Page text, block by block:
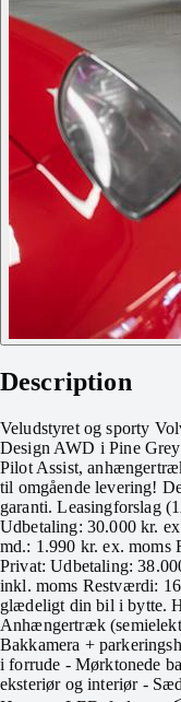
Description
Veludstyret og sporty
Design AWD i Pine
Pilot Assist,
til omgående levering!
garanti. Leasingforslag
Udbetaling: 30.000 kr.
md.: 1.990 kr. ex. moms
Privat: Udbetaling:
inkl. moms Restværdi:
glædeligt din bil i bytte.
Anhængertræk
Bakkamera +
i forrude - Mørktonede
eksteriør og interiør -